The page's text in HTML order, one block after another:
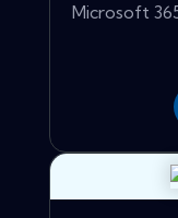
Microsoft